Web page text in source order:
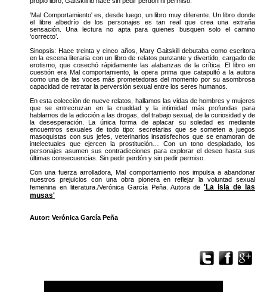
'Mal Comportamiento' es, desde luego, un libro muy diferente. Un libro donde
el libre albedrío de los personajes es tan real que crea una extraña
sensación. Una lectura no apta para quienes busquen solo el camino
‘correcto’.
Sinopsis: Hace treinta y cinco años, Mary Gaitskill debutaba como escritora
en la escena literaria con un libro de relatos punzante y divertido, cargado de
erotismo, que cosechó rápidamente las alabanzas de la crítica. El libro en
cuestión era Mal comportamiento, la opera prima que catapultó a la autora
como una de las voces más prometedoras del momento por su asombrosa
capacidad de retratar la perversión sexual entre los seres humanos.
En esta colección de nueve relatos, hallamos las vidas de hombres y mujeres
que se entrecruzan en la crueldad y la intimidad más profundas para
hablarnos de la adicción a las drogas, del trabajo sexual, de la curiosidad y de
la desesperación. La única forma de aplacar su soledad es mediante
encuentros sexuales de todo tipo: secretarias que se someten a juegos
masoquistas con sus jefes, veterinarios insatisfechos que se enamoran de
intelectuales que ejercen la prostitución… Con un tono despiadado, los
personajes asumen sus contradicciones para explorar el deseo hasta sus
últimas consecuencias. Sin pedir perdón y sin pedir permiso.
Con una fuerza arrolladora, Mal comportamiento nos impulsa a abandonar
nuestros prejuicios con una obra pionera en reflejar la voluntad sexual
femenina en literatura./Verónica García Peña. Autora de'La isla de las
musas'
Autor: Verónica García Peña